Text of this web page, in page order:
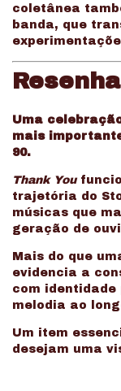
coletânea
banda, que
Uma
mais
90.
Thank You
trajetória do
músicas que
geração de
Mais do que
evidencia a
com
melodia ao
Um item
desejam uma